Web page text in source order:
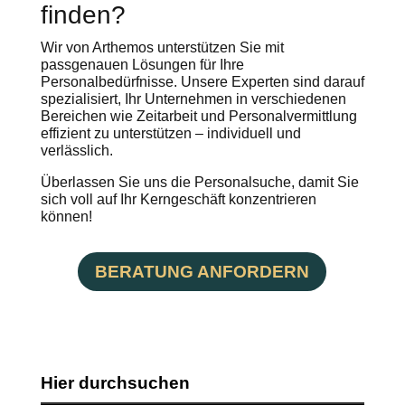
finden?
Wir von Arthemos unterstützen Sie mit
passgenauen Lösungen für Ihre
Personalbedürfnisse. Unsere Experten sind darauf
spezialisiert, Ihr Unternehmen in verschiedenen
Bereichen wie Zeitarbeit und Personalvermittlung
effizient zu unterstützen – individuell und
verlässlich.
Überlassen Sie uns die Personalsuche, damit Sie
sich voll auf Ihr Kerngeschäft konzentrieren
können!
BERATUNG ANFORDERN
Hier durchsuchen